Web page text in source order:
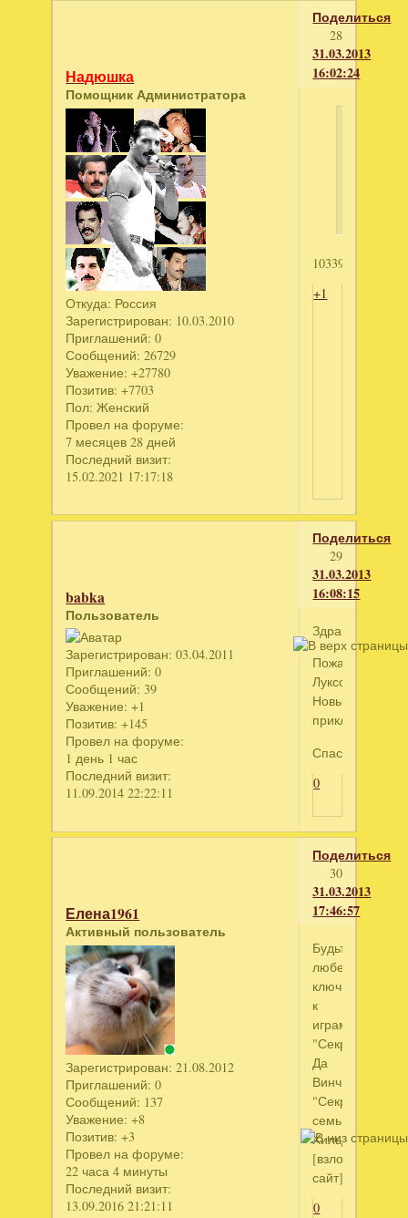
Поделиться
28
31.03.2013
16:02:24
Надюшка
Помощник Администратора
Откуда: Россия
Зарегистрирован: 10.03.2010
Приглашений: 0
Сообщений: 26729
Уважение: +27780
Позитив: +7703
Пол: Женский
Провел на форуме:
7 месяцев 28 дней
Последний визит:
15.02.2021 17:17:18
1033998704
+1
Поделиться
29
31.03.2013
16:08:15
babka
Пользователь
Зарегистрирован: 03.04.2011
Приглашений: 0
Сообщений: 39
Уважение: +1
Позитив: +145
Провел на форуме:
1 день 1 час
Последний визит:
11.09.2014 22:22:11
Здравствуйте!
Пожалуйста,
Луксор.
Новые
приключения
Спасибо
0
Поделиться
30
31.03.2013
17:46:57
Елена1961
Активный пользователь
Зарегистрирован: 21.08.2012
Приглашений: 0
Сообщений: 137
Уважение: +8
Позитив: +3
Провел на форуме:
22 часа 4 минуты
Последний визит:
13.09.2016 21:21:11
Будьте
любезны,
ключики
к
играм:
"Секрет
Да
Винчи",
"Секрет
семьи
Хильдегард"
[взломанный
сайт]
0